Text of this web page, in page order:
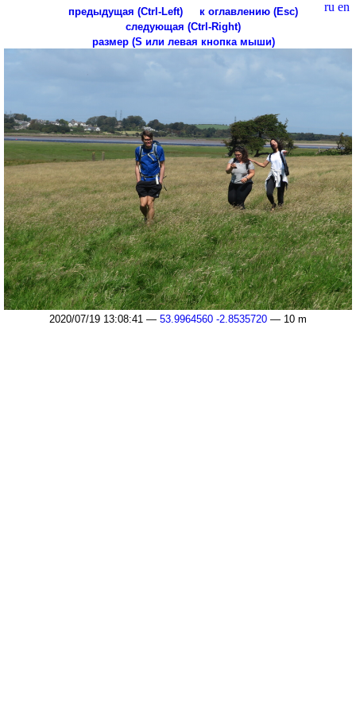
ru en
предыдущая (Ctrl-Left)
к оглавлению (Esc)
следующая (Ctrl-Right)
размер (S или левая кнопка мыши)
2020/07/19 13:08:41 — 53.9964560 -2.8535720 — 10 m